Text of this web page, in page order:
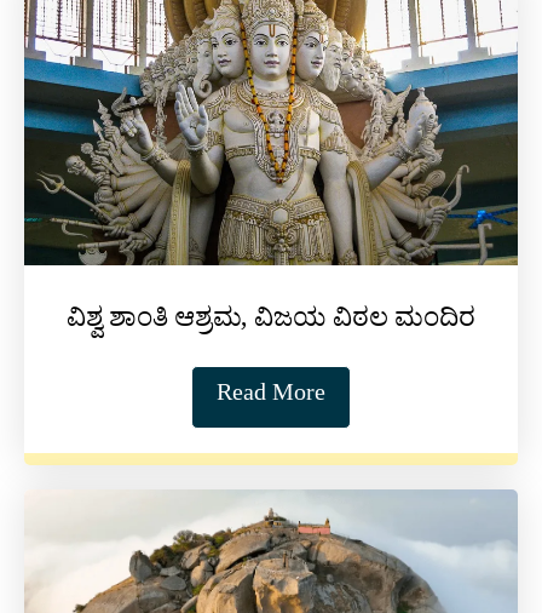
ವಿಶ್ವ ಶಾಂತಿ ಆಶ್ರಮ, ವಿಜಯ ವಿಠಲ ಮಂದಿರ
Read More